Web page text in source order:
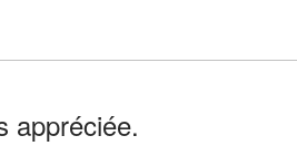
appréciée.